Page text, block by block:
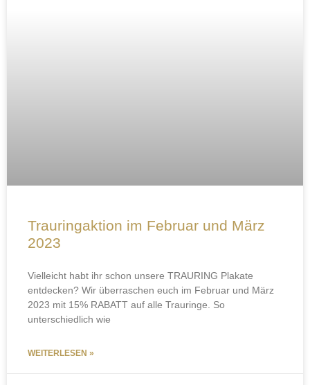
Trauringaktion im Februar und März
2023
Vielleicht habt ihr schon unsere TRAURING Plakate
entdecken? Wir überraschen euch im Februar und März
2023 mit 15% RABATT auf alle Trauringe. So
unterschiedlich wie
WEITERLESEN »